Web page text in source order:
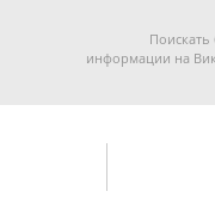
информации на